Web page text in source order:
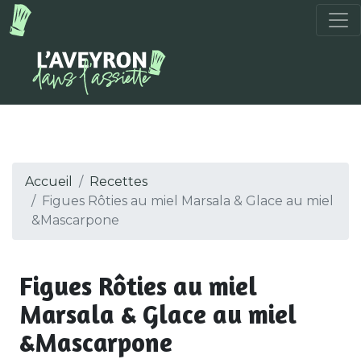
Accueil
Recettes
Figues Rôties au miel Marsala & Glace au miel
&Mascarpone
Figues Rôties au miel
Marsala & Glace au miel
&Mascarpone